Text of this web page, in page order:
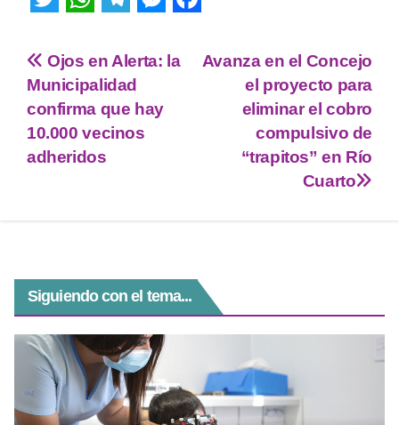
w
i
t
t
e
h
a
t
s
A
e
l
e
g
r
e
s
e
a
Avanza en el Concejo
el proyecto para
eliminar el cobro
compulsivo de
“trapitos” en Río
Cuarto
Ojos en Alerta: la
Municipalidad
confirma que hay
10.000 vecinos
adheridos
Siguiendo con el tema...